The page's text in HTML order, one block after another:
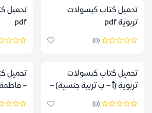
تحميل كتاب كبسولات
تربوية pdf
(0)
تحميل
pdf
تحميل كتاب كبسولات
تربوية (أ – ب تربية جنسية) –
فاطمة المهدي
(0)
تحميل
–